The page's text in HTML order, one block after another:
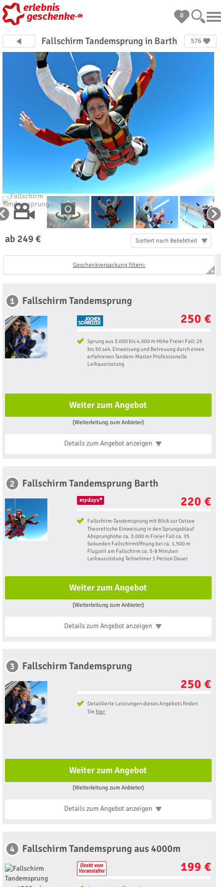
0
Fallschirm Tandemsprung in Barth 576
ab 249 € Sortiert nach Beliebtheit
Geschenkverpackung filtern:
1 Fallschirm Tandemsprung
250 €
Sprung aus 3.000 bis 4.000 m Höhe Freier Fall: 25
bis 50 sek. Einweisung und Betreuung durch einen
erfahrenen Tandem-Master Professionelle
Leihausrüstung
Weiter zum Angebot
(Weiterleitung zum Anbieter)
Details zum Angebotanzeigen
2 Fallschirm Tandemsprung Barth
220 €
Fallschirm-Tandemsprung mit Blick zur Ostsee
Theoretische Einweisung in den Sprungablauf
Absprunghöhe ca. 3.000 m Freier Fall ca. 35
Sekunden Fallschirmöffnung bei ca. 1.500 m
Flugzeit am Fallschirm ca. 5-8 Minuten
Leihausrüstung Teilnehmer 1 Person Dauer
Weiter zum Angebot
(Weiterleitung zum Anbieter)
Details zum Angebotanzeigen
3 Fallschirm Tandemsprung
250 €
Detaillierte Leistungen dieses Angebots finden
Sie hier
Weiter zum Angebot
(Weiterleitung zum Anbieter)
Details zum Angebotanzeigen
4 Fallschirm Tandemsprung aus 4000m
199 €